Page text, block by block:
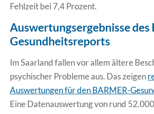
Fehlzeit bei 7,4 Prozent.
Auswertungsergebnisse des
Gesundheitsreports
Im Saarland fallen vor allem ältere
psychischer Probleme aus. Das zeigen
Auswertungen für den BARMER-
Eine Datenauswertung von rund